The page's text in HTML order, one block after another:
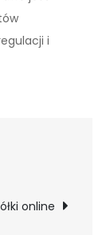
i
online